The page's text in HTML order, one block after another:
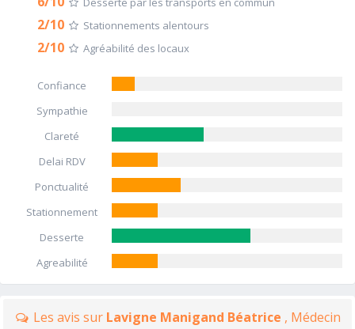
2/10 Stationnements alentours
2/10 Agréabilité des locaux
Confiance
Sympathie
Clareté
Delai RDV
Ponctualité
Stationnement
Desserte
Agreabilité
Les avis sur Lavigne Manigand Béatrice , Médecin